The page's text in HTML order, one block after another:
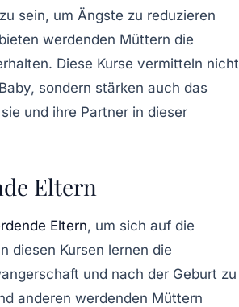
sein, um Ängste zu reduzieren
bieten werdenden Müttern die
Diese Kurse vermitteln nicht
sondern stärken auch das
und ihre Partner in dieser
Eltern
Eltern, um sich auf die
diesen Kursen lernen die
und nach der Geburt zu
anderen werdenden Müttern